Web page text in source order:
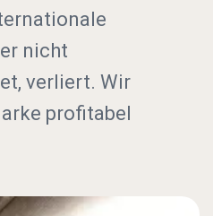
nicht
verliert. Wir
profitabel